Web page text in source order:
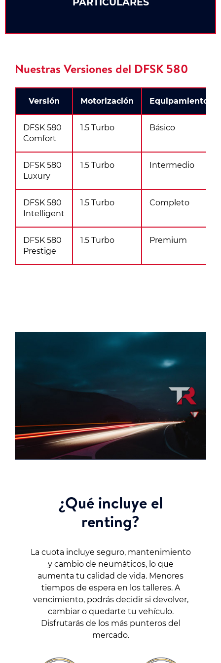
Nuestras Versiones del DFSK 580
Versión Motorización Equipamiento
DFSK 580
Comfort
1.5 Turbo Básico
DFSK 580
Luxury
1.5 Turbo Intermedio
DFSK 580
Intelligent
1.5 Turbo Completo
DFSK 580
Prestige
1.5 Turbo Premium
¿Qué incluye el
renting?
La cuota incluye seguro, mantenimiento
y cambio de neumáticos, lo que
aumenta tu calidad de vida. Menores
tiempos de espera en los talleres. A
vencimiento, podrás decidir si devolver,
cambiar o quedarte tu vehículo.
Disfrutarás de los más punteros del
mercado.